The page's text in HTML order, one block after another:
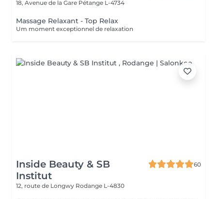
18, Avenue de la Gare Pétange L-4734
Massage Relaxant - Top Relax
Um moment exceptionnel de relaxation
Inside Beauty & SB
Institut
60
12, route de Longwy Rodange L-4830